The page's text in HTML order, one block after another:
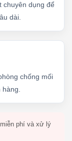
chuyên dụng để
dài.
chống mối
hàng.
phí và xử lý